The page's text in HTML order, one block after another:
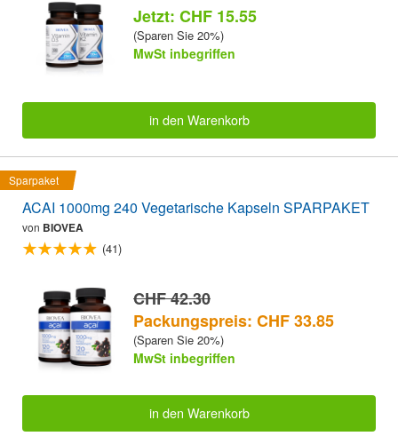
Jetzt: CHF 15.55
(Sparen Sie 20%)
MwSt inbegriffen
in den Warenkorb
Sparpaket
ACAI 1000mg 240 Vegetarische Kapseln SPARPAKET
von BIOVEA
(41)
CHF 42.30
Packungspreis: CHF 33.85
(Sparen Sie 20%)
MwSt inbegriffen
in den Warenkorb